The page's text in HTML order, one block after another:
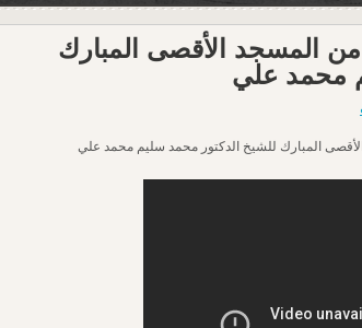
خطبة الجمعة 26/5/2017 من المسجد الأقصى المبارك
محمد علي